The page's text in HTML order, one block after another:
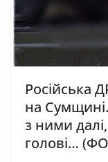
Російська
на
з ними
голові…